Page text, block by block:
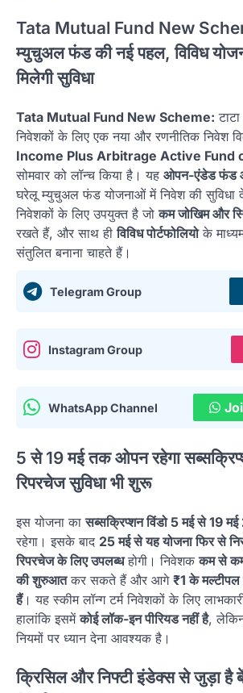
Tata Mutual Fund New
म्युचुअल फंड की नई पहल, विविध
मिलेगी सुविधा
Tata Mutual Fund New Scheme:
निवेशकों के लिए एक नया और रणनीतिक निवेश
Income Plus Arbitrage Active Fund
सोमवार को लॉन्च किया है। यह ओपन-एंडेड फंड
घरेलू म्युचुअल फंड योजनाओं में निवेश की सुविधा
निवेशकों के लिए उपयुक्त है जोकम जोखिम और
रखते हैं, और साथ हीविविध पोर्टफोलियोके
संतुलित बनाना चाहते हैं।
Telegram Group
Instagram Group
WhatsApp Channel
5 से 19 मई तक ओपन रहेगा
रिपरचेज सुविधा भी शुरू
इस योजना कासब्सक्रिप्शन विंडो 5 मई से 19
रहेगा। इसके बाद 25 मई से यह योजना फिर से
रिपरचेज के लिए उपलब्धहोगी। निवेशककम से
की शुरुआतकर सकते हैं और आगे ₹1 के
हैं। यह स्कीम लॉन्ग टर्म निवेशकों के लिए
हालांकि इसमेंकोई लॉक-इन पीरियड नहीं है,
नियमों पर ध्यान देना आवश्यक है।
क्रिसिल और निफ्टी इंडेक्स से जुड़ा है